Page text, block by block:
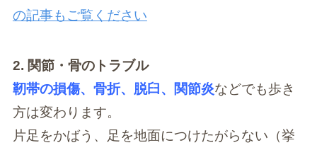
の記事もご覧ください
2. 関節・骨のトラブル
靭帯の損傷、骨折、脱臼、関節炎などでも歩き
方は変わります。
片足をかばう、足を地面につけたがらない（挙